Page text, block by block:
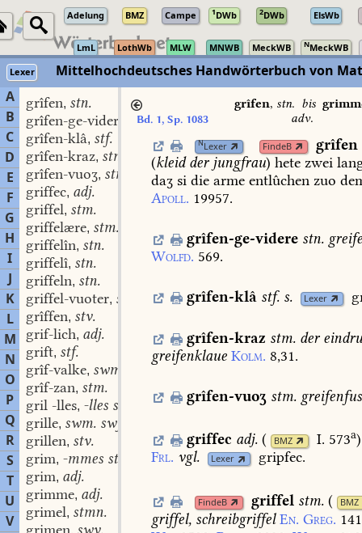
Adelung BMZ Campe 1DWb 2DWb ElsWb
LmL LothWb MLW MNWB MeckWB NMeckWB
Lexer
Mittelhochdeutsches Handwörterbuch von
A
B
C
D
E
F
G
H
I
J
K
L
M
N
O
P
Q
R
S
T
U
V
grîfen, stn.
grîfen-ge-videre
stn.
grîfen-klâ, stf.
grîfen-kraz, stm.
grîfen-vuoʒ, stm.
griffec, adj.
griffel, stm.
griffelære, stm.
griffelîn, stn.
griffelî, stn.
griffeln, stn.
griffel-vuoter, stn.
grîffen, stv.
grif-lich, adj.
grift, stf.
grîf-valke, swm.
grîf-zan, stm.
gril -lles, -lles stm.
grille, swm. swf.
grillen, stv.
grim, -mmes stm. stf.
grim, adj.
grimme, adj.
grimel, stmn.
,
Bd. 1, Sp. 1083
grîfen, stn. bis
adv.
NLexer FindeB
grîfen
(kleidderjungfrau) hete zwei
daʒ si die arme entlûchen zuo
Apoll. 19957.
grîfen-ge-videre stn.
Wolfd. 569.
grîfen-klâ stf. s. Lexer
grîfen-kraz stm. der
greifenklaue Kolm. 8,31.
grîfen-vuoʒ stm.
griffec adj. ( BMZ I. 573a)
Frl. vgl. Lexer gripfec.
FindeB griffel stm. ( BMZ
griffel, schreibgriffel En. Greg.